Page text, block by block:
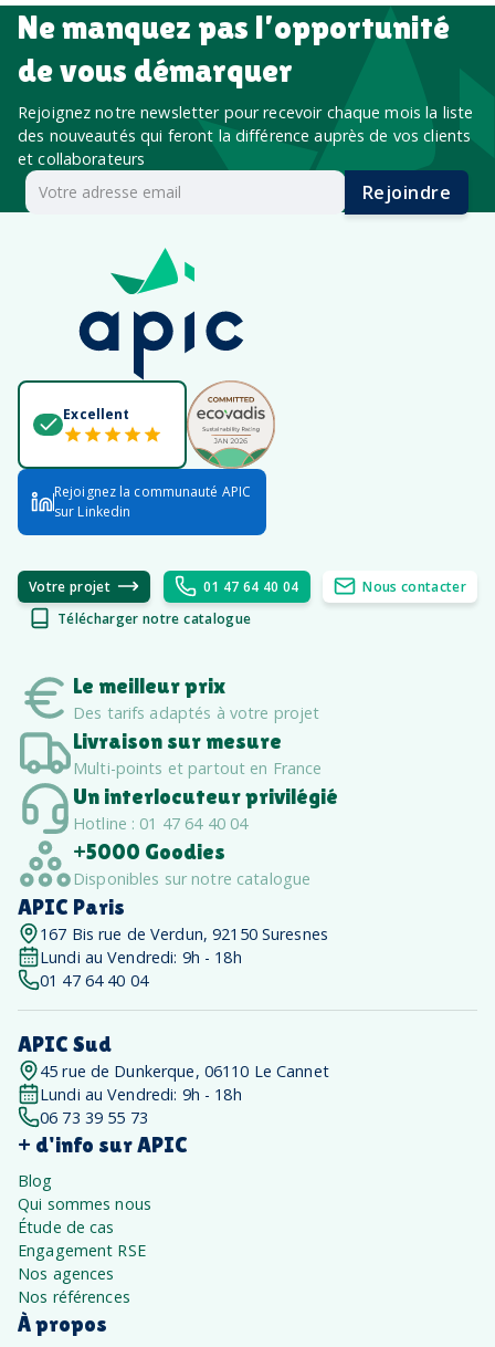
Ne manquez pas l’opportunité
de vous démarquer
Rejoignez notre newsletter pour recevoir chaque mois la liste
des nouveautés qui feront la différence auprès de vos clients
et collaborateurs
Rejoindre
Excellent
Rejoignez la communauté APIC
sur Linkedin
Votre projet 01 47 64 40 04
Nous contacter
Télécharger notre catalogue
Le meilleur prix
Des tarifs adaptés à votre projet
Livraison sur mesure
Multi-points et partout en France
Un interlocuteur privilégié
Hotline : 01 47 64 40 04
+5000 Goodies
Disponibles sur notre catalogue
APIC Paris
167 Bis rue de Verdun, 92150 Suresnes
Lundi au Vendredi: 9h - 18h
01 47 64 40 04
APIC Sud
45 rue de Dunkerque, 06110 Le Cannet
Lundi au Vendredi: 9h - 18h
06 73 39 55 73
+ d'info sur APIC
Blog
Qui sommes nous
Étude de cas
Engagement RSE
Nos agences
Nos références
À propos